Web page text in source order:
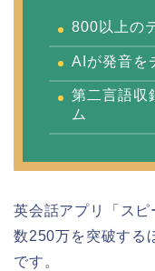
800以上の
AIが発音を
第二言語収
ム
英会話アプリ「ス
数250万を突破する
です。